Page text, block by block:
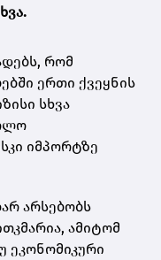
რომ
ერთი ქვეყნის
სხვა
იმპორტზე
არსებობს
ამიტომ
ეკონომიკური